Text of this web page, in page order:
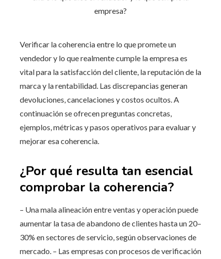
Verificar la coherencia entre lo que promete un
vendedor y lo que realmente cumple la empresa es
vital para la satisfacción del cliente, la reputación de la
marca y la rentabilidad. Las discrepancias generan
devoluciones, cancelaciones y costos ocultos. A
continuación se ofrecen preguntas concretas,
ejemplos, métricas y pasos operativos para evaluar y
mejorar esa coherencia.
¿Por qué resulta tan esencial
comprobar la coherencia?
– Una mala alineación entre ventas y operación puede
aumentar la tasa de abandono de clientes hasta un 20–
30% en sectores de servicio, según observaciones de
mercado. – Las empresas con procesos de verificación